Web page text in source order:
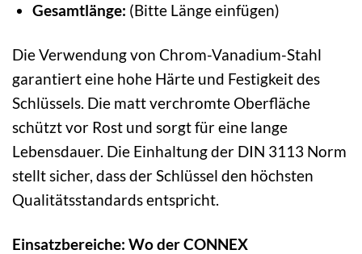
Gesamtlänge: (Bitte Länge einfügen)
Die Verwendung von Chrom-Vanadium-Stahl
garantiert eine hohe Härte und Festigkeit des
Schlüssels. Die matt verchromte Oberfläche
schützt vor Rost und sorgt für eine lange
Lebensdauer. Die Einhaltung der DIN 3113 Norm
stellt sicher, dass der Schlüssel den höchsten
Qualitätsstandards entspricht.
Einsatzbereiche: Wo der CONNEX